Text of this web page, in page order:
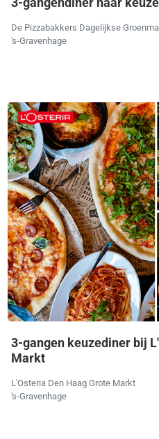
De Pizzabakkers Dagelijkse
's-Gravenhage
3-gangen keuzediner bij
Markt
L'Osteria Den Haag Grote Markt
's-Gravenhage